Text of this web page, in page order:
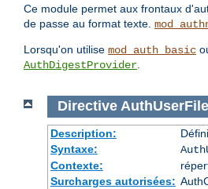
Ce module permet aux frontaux
de passe au format texte.
Lorsqu'on utilise mod_auth_basic
AuthDigestProvider.
Directive AuthUserFile
Description:
Syntaxe:
Contexte:
Surcharges autorisées: